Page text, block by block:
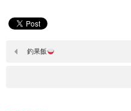
釣果飯